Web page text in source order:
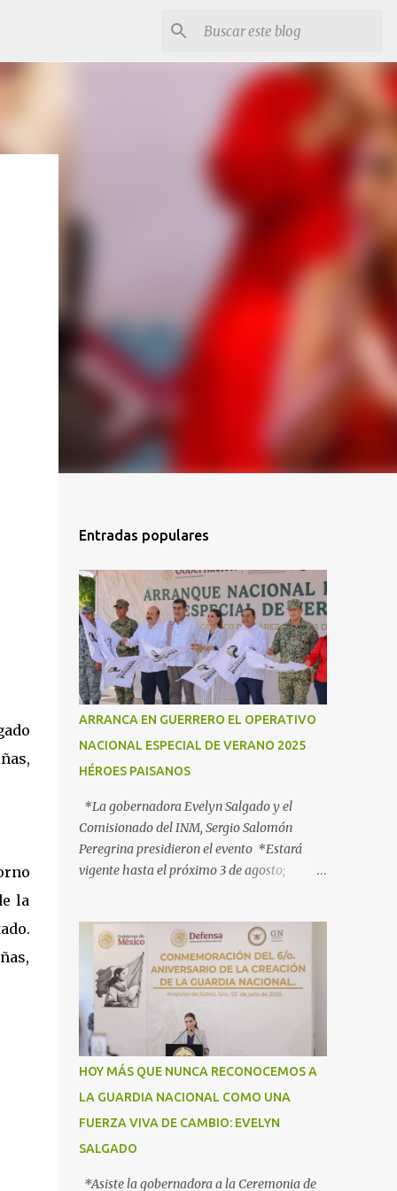
la
Entradas populares
ARRANCA EN GUERRERO EL OPERATIVO
NACIONAL ESPECIAL DE VERANO 2025
HÉROES PAISANOS
*La gobernadora Evelyn Salgado y el
Comisionado del INM, Sergio Salomón
Peregrina presidieron el evento *Estará
vigente hasta el próximo 3 de agosto;
a los connacionales que retornan al país
*“Guerrero está listo para recibirlos con el
corazón y con los brazos abiertos”, señala la
gobernadora Acapulco, Gro., 3 de julio de
2025.- Con el objetivo de informar, orientar
y proteger durante su ingreso, estancia y
tránsito por el territorio nacional a los
migrantes que retornan a México durante
esta temporada de verano, la gobernadora
Evelyn Salgado Pineda y el comisionado del
Instituto Nacional de Migración (INM),
HOY MÁS QUE NUNCA RECONOCEMOS A
LA GUARDIA NACIONAL COMO UNA
FUERZA VIVA DE CAMBIO: EVELYN
SALGADO
*Asiste la gobernadora a la Ceremonia de